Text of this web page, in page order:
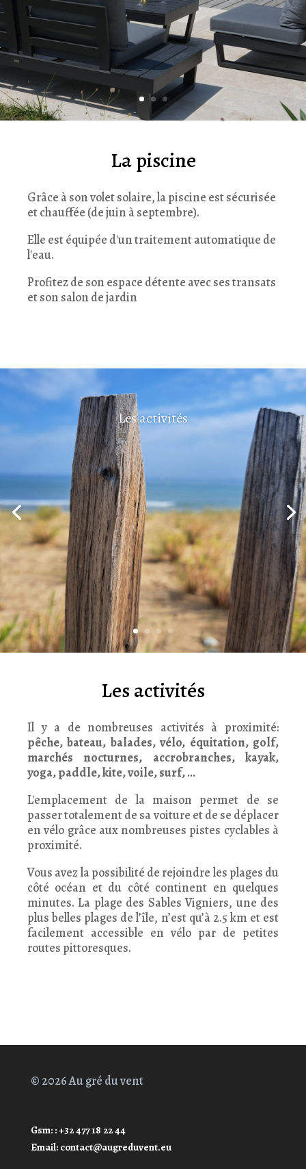
La piscine
Grâce à son volet solaire, la piscine est sécurisée
et chauffée (de juin à septembre).
Elle est équipée d'un traitement automatique de
l'eau.
Profitez de son espace détente avec ses transats
et son salon de jardin
Les activités
Les activités
Il y a de nombreuses activités à proximité:
pêche, bateau, balades, vélo, équitation, golf,
marchés nocturnes, accrobranches, kayak,
yoga, paddle, kite, voile, surf, ...
L'emplacement de la maison permet de se
passer totalement de sa voiture et de se déplacer
en vélo grâce aux nombreuses pistes cyclables à
proximité.
Vous avez la possibilité de rejoindre les plages du
côté océan et du côté continent en quelques
minutes. La plage des Sables Vigniers, une des
plus belles plages de l’île, n’est qu’à 2.5 km et est
facilement accessible en vélo par de petites
routes pittoresques.
© 2026 Au gré du vent
Gsm: : +32 477 18 22 44
Email: contact@augreduvent.eu